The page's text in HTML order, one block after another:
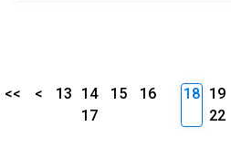
<< < 13 14 15
16
17
18 19
22